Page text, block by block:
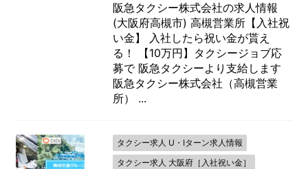
阪急タクシー株式会社の求人情報
(大阪府高槻市) 高槻営業所【入社祝
い金】 入社したら祝い金が貰え
る！ 【10万円】タクシージョブ応
募で 阪急タクシーより支給します
阪急タクシー株式会社（高槻営業
所） ...
タクシー求人 U・Iターン求人情報
タクシー求人 大阪府［入社祝い金］